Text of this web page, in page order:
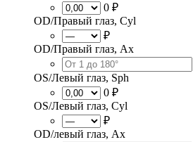
0 ₽
OD/Правый глаз, Cyl
₽
OD/Правый глаз, Ax
OS/Левый глаз, Sph
0 ₽
OS/Левый глаз, Cyl
₽
OD/левый глаз, Ax